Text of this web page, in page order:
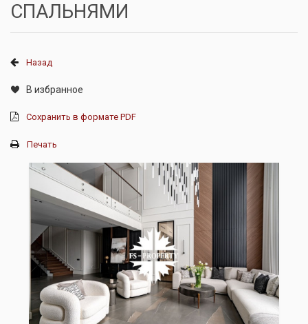
СПАЛЬНЯМИ
Назад
В избранное
Сохранить в формате PDF
Печать